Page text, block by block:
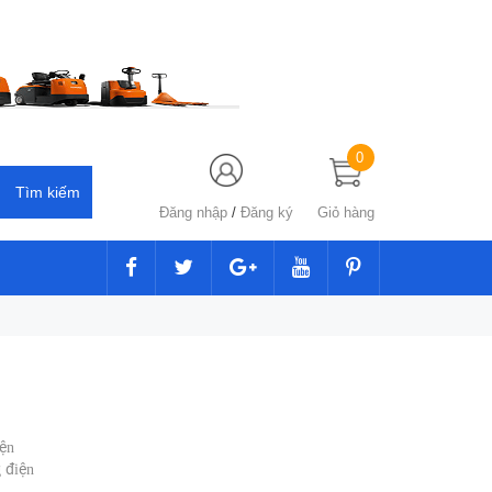
Đăng nhập / Đăng ký Giỏ hàng
0
điện